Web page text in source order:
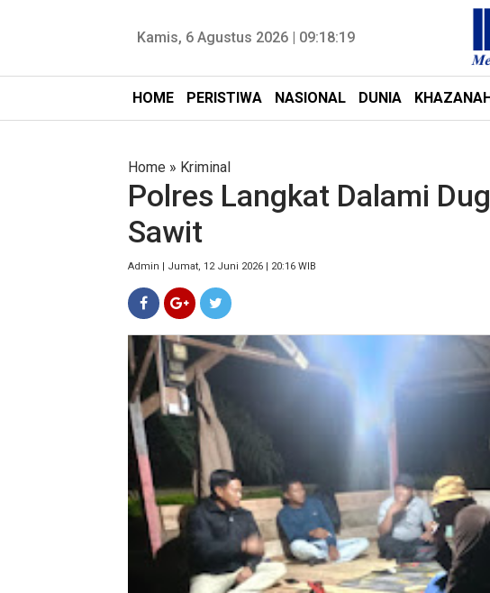
Kamis, 6 Agustus 2026 | 09:18:20
HOME PERISTIWA NASIONAL DUNIA
Home » Kriminal
Polres Langkat Dalami
Sawit
Admin | Jumat, 12 Juni 2026 | 20:16 WIB